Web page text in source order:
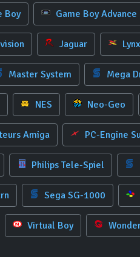
Boy Game Boy Advance
Jaguar Lynx
Master System Mega
NES Neo-Geo
Amiga PC-Engine
Philips Tele-Spiel
Sega SG-1000
Virtual Boy